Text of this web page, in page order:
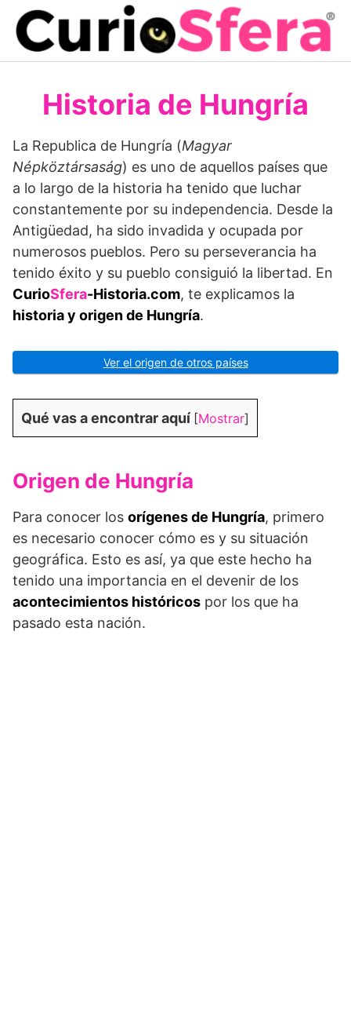
Saltar
contenido
Historia de Hungría
La Republica de Hungría (Magyar
Népköztársaság) es uno de aquellos países que
a lo largo de la historia ha tenido que luchar
constantemente por su independencia. Desde la
Antigüedad, ha sido invadida y ocupada por
numerosos pueblos. Pero su perseverancia ha
tenido éxito y su pueblo consiguió la libertad. En
CurioSfera-Historia.com, te explicamos la
historia y origen de Hungría.
Ver el origen de otros países
Qué vas a encontrar aquí [Mostrar]
Origen de Hungría
Para conocer los orígenes de Hungría, primero
es necesario conocer cómo es y su situación
geográfica. Esto es así, ya que este hecho ha
tenido una importancia en el devenir de los
acontecimientos históricos por los que ha
pasado esta nación.